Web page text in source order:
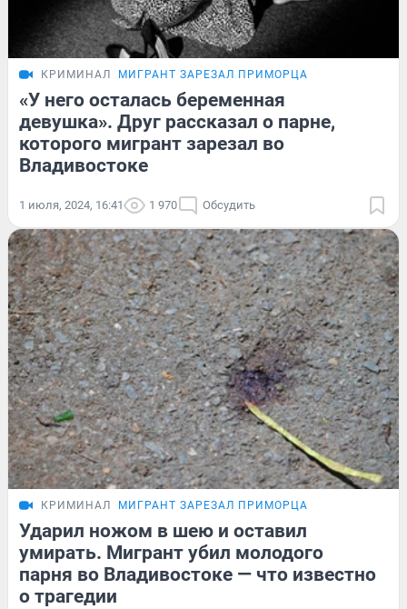
КРИМИНАЛ МИГРАНТ ЗАРЕЗАЛ ПРИМОРЦА
«У него осталась беременная
девушка». Друг рассказал о парне,
которого мигрант зарезал во
Владивостоке
1 июля, 2024, 16:41 1 970 Обсудить
КРИМИНАЛ МИГРАНТ ЗАРЕЗАЛ ПРИМОРЦА
Ударил ножом в шею и оставил
умирать. Мигрант убил молодого
парня во Владивостоке — что известно
о трагедии